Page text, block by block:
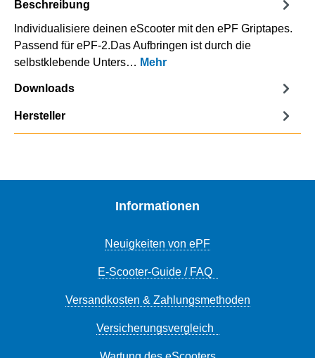
Beschreibung
Individualisiere deinen eScooter mit den ePF Griptapes.
Passend für ePF-2.Das Aufbringen ist durch die
selbstklebende Unters… Mehr
Downloads
Hersteller
Informationen
Neuigkeiten von ePF
E-Scooter-Guide / FAQ
Versandkosten & Zahlungsmethoden
Versicherungsvergleich